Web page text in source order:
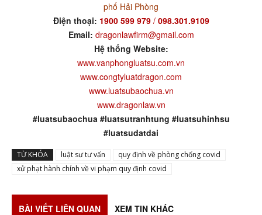
phố Hải Phòng
Điện thoại: 1900 599 979/ 098.301.9109
Email: dragonlawfirm@gmail.com
Hệ thống Website:
www.vanphongluatsu.com.vn
www.congtyluatdragon.com
www.luatsubaochua.vn
www.dragonlaw.vn
#luatsubaochua #luatsutranhtung #luatsuhinhsu
#luatsudatdai
TỪ KHÓA luật sư tư vấn
quy định về phòng chống covid
xử phạt hành chính về vi phạm quy định covid
BÀI VIẾT LIÊN QUAN XEM TIN KHÁC